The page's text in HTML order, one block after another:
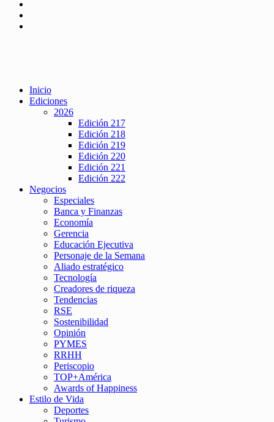
Inicio
Ediciones
2026
Edición 217
Edición 218
Edición 219
Edición 220
Edición 221
Edición 222
Negocios
Especiales
Banca y Finanzas
Economía
Gerencia
Educación Ejecutiva
Personaje de la Semana
Aliado estratégico
Tecnología
Creadores de riqueza
Tendencias
RSE
Sostenibilidad
Opinión
PYMES
RRHH
Periscopio
TOP+América
Awards of Happiness
Estilo de Vida
Deportes